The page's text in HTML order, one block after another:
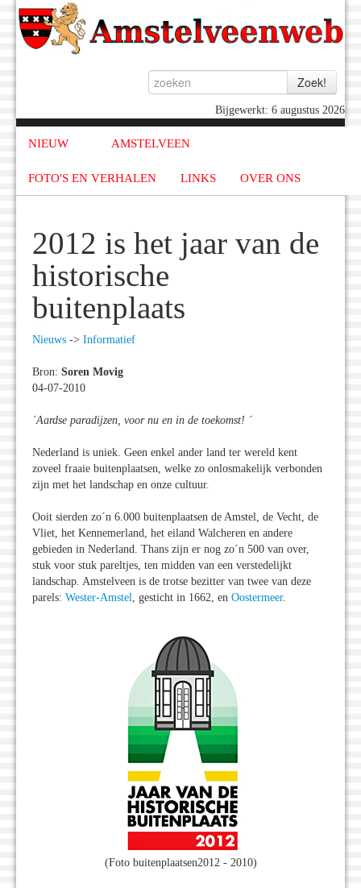
Bijgewerkt: 6 augustus 2026
NIEUW AMSTELVEEN
FOTO'S EN VERHALEN LINKS OVER ONS
2012 is het jaar van de
historische
buitenplaats
Nieuws -> Informatief
Bron: Soren Movig
04-07-2010
´Aardse paradijzen, voor nu en in de toekomst! ´
Nederland is uniek. Geen enkel ander land ter wereld kent
zoveel fraaie buitenplaatsen, welke zo onlosmakelijk verbonden
zijn met het landschap en onze cultuur.
Ooit sierden zo´n 6.000 buitenplaatsen de Amstel, de Vecht, de
Vliet, het Kennemerland, het eiland Walcheren en andere
gebieden in Nederland. Thans zijn er nog zo´n 500 van over,
stuk voor stuk pareltjes, ten midden van een verstedelijkt
landschap. Amstelveen is de trotse bezitter van twee van deze
parels: Wester-Amstel, gesticht in 1662, en Oostermeer.
(Foto buitenplaatsen2012 - 2010)